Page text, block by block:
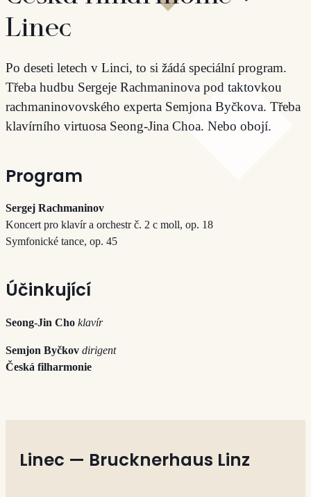
Linec
Po deseti letech v Linci, to si žádá speciální program.
Třeba hudbu Sergeje Rachmaninova pod taktovkou
rachmaninovovského experta Semjona Byčkova. Třeba
klavírního virtuosa Seong-Jina Choa. Nebo obojí.
Program
Sergej Rachmaninov
Koncert pro klavír a orchestr č. 2 c moll, op. 18
Symfonické tance, op. 45
Účinkující
Seong-Jin Cho klavír
Semjon Byčkov dirigent
Česká filharmonie
Linec — Brucknerhaus Linz